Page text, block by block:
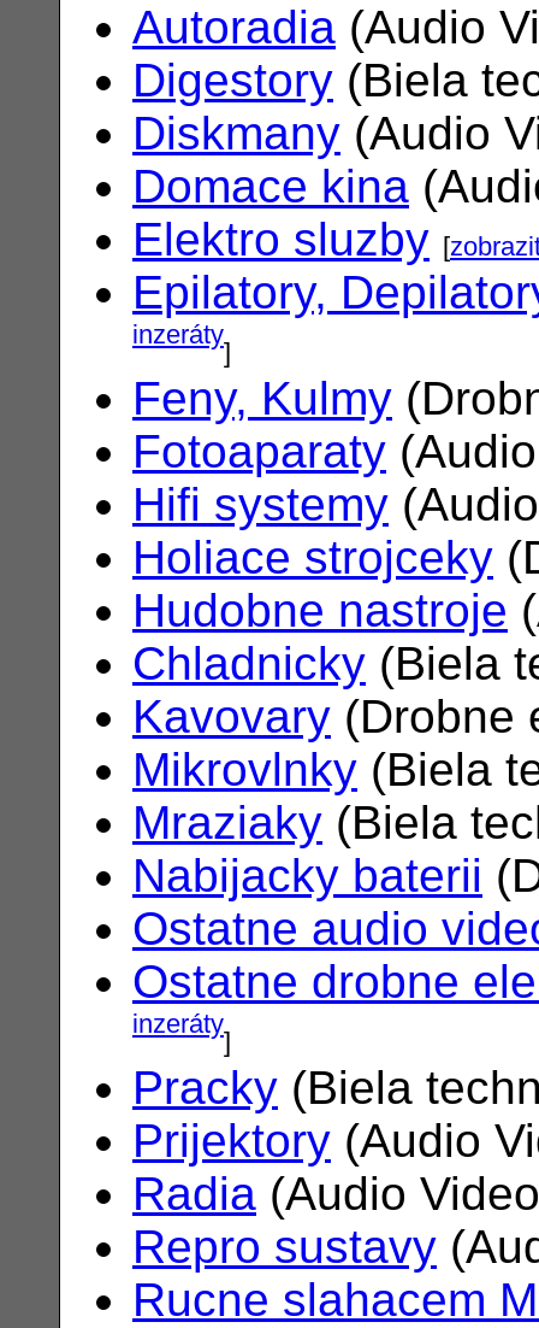
Autoradia (Audio
Digestory (Biela
Diskmany (Audio
Domace kina
Elektro sluzby [
Epilatory,
inzeráty]
Feny, Kulmy
Fotoaparaty
Hifi systemy
Holiace strojceky
Hudobne nastroje
Chladnicky (Biela
Kavovary (Drobne
Mikrovlnky (Biela
Mraziaky (Biela
Nabijacky baterii
Ostatne audio
Ostatne drobne
inzeráty]
Pracky (Biela
Prijektory (Audio
Radia (Audio
Repro sustavy
Rucne slahacem